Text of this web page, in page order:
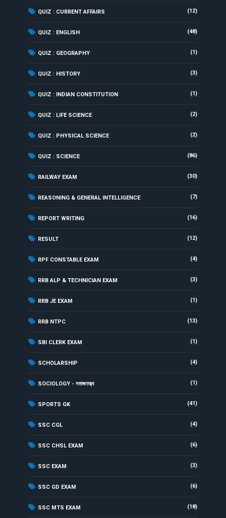
QUIZ : CURRENT AFFAIRS (12)
QUIZ : ENGLISH (48)
QUIZ : GEOGRAPHY (1)
QUIZ : HISTORY (3)
QUIZ : INDIAN CONSTITUTION (1)
QUIZ : LIFE SCIENCE (2)
QUIZ : PHYSICAL SCIENCE (2)
QUIZ : SCIENCE (86)
RAILWAY EXAM (30)
REASONING & GENERAL INTELLIGENCE (7)
REPORT WRITING (16)
RESULT (12)
RPF CONSTABLE EXAM (4)
RRB ALP & TECHNICIAN EXAM (3)
RRB JE EXAM (1)
RRB NTPC (13)
SBI CLERK EXAM (1)
SCHOLARSHIP (4)
SOCIOLOGY - সমাজতত্ত্ব (1)
SPORTS GK (41)
SSC CGL (4)
SSC CHSL EXAM (6)
SSC EXAM (3)
SSC GD EXAM (6)
SSC MTS EXAM (18)